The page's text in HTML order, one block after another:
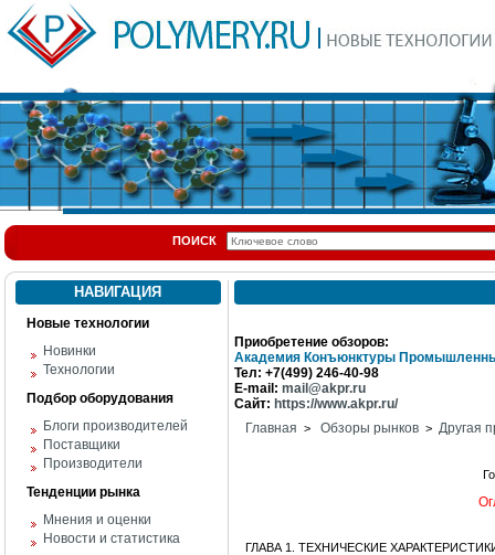
ПОИСК
НАВИГАЦИЯ
Новые технологии
Новинки
Технологии
Подбор оборудования
Блоги производителей
Поставщики
Производители
Тенденции рынка
Мнения и оценки
Новости и статистика
Приобретение обзоров:
Академия Конъюнктуры
Тел: +7(499) 246-40-98
E-mail: mail@akpr.ru
Сайт: https://www.akpr.ru/
Главная > Обзоры рынков > Другая
ГЛАВА 1. ТЕХНИЧЕСКИЕ